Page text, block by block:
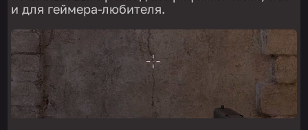
и для геймера-любителя.